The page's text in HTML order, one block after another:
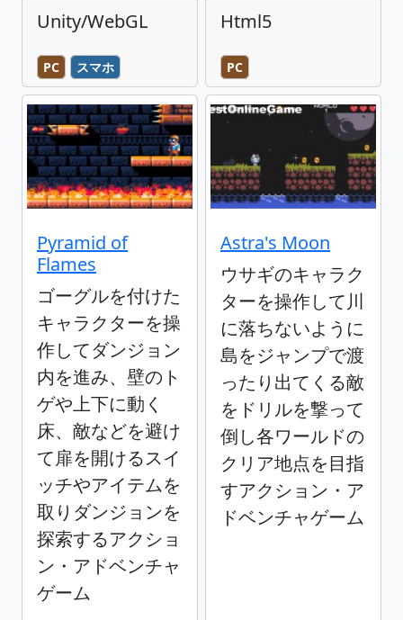
Unity/WebGL
PC スマホ
Html5
PC
Pyramid of
Flames
ゴーグルを付けた
キャラクターを操
作してダンジョン
内を進み、壁のト
ゲや上下に動く
床、敵などを避け
て扉を開けるスイ
ッチやアイテムを
取りダンジョンを
探索するアクショ
ン・アドベンチャ
ゲーム
Astra's Moon
ウサギのキャラク
ターを操作して川
に落ちないように
島をジャンプで渡
ったり出てくる敵
をドリルを撃って
倒し各ワールドの
クリア地点を目指
すアクション・ア
ドベンチャゲーム